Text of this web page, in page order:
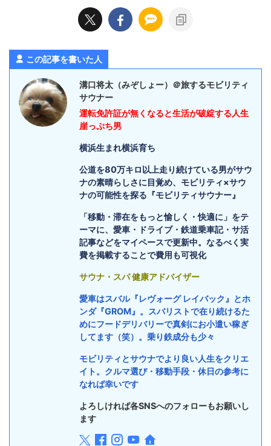
この記事を書いた人
溝口将太（みぞしょー）＠旅するモビリティ
サウナー
運転免許証が無くなると生活が破綻する人生
崖っぷち男
横浜生まれ横浜育ち
公道を80万キロ以上走り続けている男がサウ
ナの素晴らしさに目覚め、モビリティ×サウ
ナの可能性を探る『モビリティサウナー』
「移動・滞在をもっと愉しく・快適に」をテ
ーマに、愛車・ドライブ・鉄道乗車記・サ活
記事などをマイペースで更新中。なるべく実
費を掲載することで費用も可視化
サウナ・スパ 健康アドバイザー
愛車はスバル『レヴォーグ レイバック』とホ
ンダ『GROM』。スバリストで在り続けるた
めにフードデリバリーで真剣にお小遣い稼ぎ
してます（笑）。乗り鉄成分も少々
モビリティとサウナでより良い人生をクリエ
イト。クルマ選び・移動手段・休日の参考に
なれば幸いです
よろしければ各SNSへのフォローもお願いし
ます